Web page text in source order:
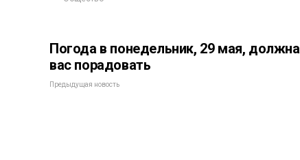
Погода в понедельник, 29 мая, должна
вас порадовать
Предыдущая новость